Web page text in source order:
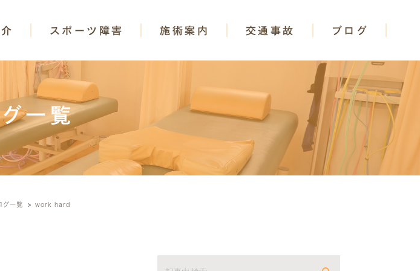
スポーツ障害 施術案内 交通事故 ブログ
一覧
グ一覧 work hard